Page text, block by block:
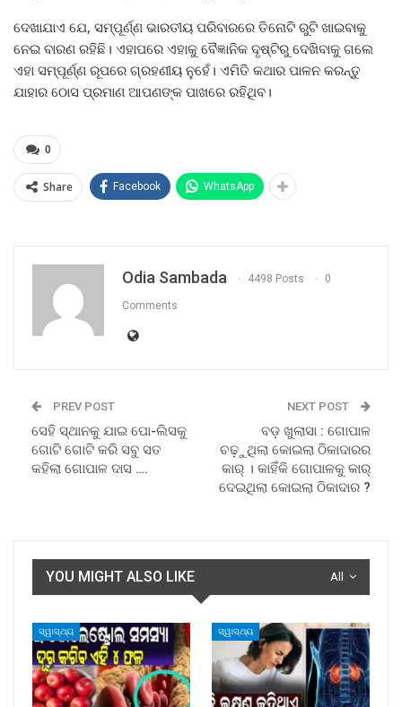
ଦେଖାଯାଏ ଯେ, ସମ୍ପୂର୍ଣ୍ଣ ଭାରତୀୟ ପରିବାରରେ ତିନୋଟି ରୁଟି ଖାଇବାକୁ
ନେଇ ବାରଣ ରହିଛି। ଏହାପରେ ଏହାକୁ ବୈଜ୍ଞାନିକ ଦୃଷ୍ଟିରୁ ଦେଖିବାକୁ ଗଲେ
ଏହା ସମ୍ପୂର୍ଣ୍ଣ ରୂପରେ ଗ୍ରହଣୀୟ ନୁହେଁ। ଏମିତି କଥାର ପାଳନ କରନ୍ତୁ
ଯାହାର ଠୋସ ପ୍ରମାଣ ଆପଣଙ୍କ ପାଖରେ ରହିଥିବ।
0
Share Facebook WhatsApp
Odia Sambada 4498 Posts 0
Comments
PREV POST
ସେହି ସ୍ଥାନକୁ ଯାଇ ପୋ-ଲିସକୁ
ଗୋଟି ଗୋଟି କରି ସବୁ ସତ
କହିଲା ଗୋପାଳ ଦାସ ….
NEXT POST
ବଡ଼ ଖୁଲାସା : ଗୋପାଳ
ଚଢ଼ୁଥିଲା କୋଇଲା ଠିକାଦାରର
କାର୍ । କାହିଁକି ଗୋପାଳକୁ କାର୍
ଦେଇଥିଲା କୋଇଲା ଠିକାଦାର ?
All
YOU MIGHT ALSO LIKE
ସ୍ୱାସ୍ଥ୍ୟ ସ୍ୱାସ୍ଥ୍ୟ